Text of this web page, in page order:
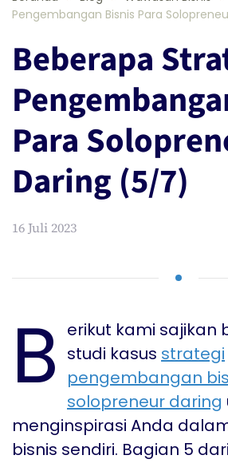
Pengembangan Bisnis Para
Beberapa
Para
Daring (5/7)
16 Juli 2023
B erikut kami sajikan
studi kasus strategi
pengembangan
solopreneur daring
menginspirasi Anda
bisnis sendiri. Bagian 5